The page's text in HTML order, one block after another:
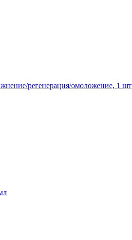
регенерация/омоложение, 1 шт